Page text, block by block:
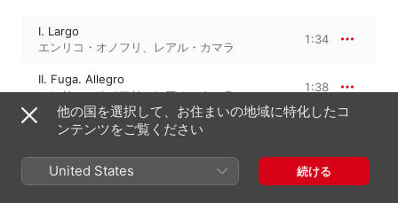
I. Largo
エンリコ・オノフリ 、 レアル・カマラ
1:34
II. Fuga. Allegro
エンリコ・オノフリ、レアル・カマラ
1:38
III. Largo
IV. Allegro
3:40
他の国を選択して、お住まいの地域に特化したコ
ンテンツをご覧ください
United States 続ける